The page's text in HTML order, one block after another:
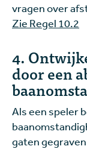
vragen over
Zie Regel 10.2
4.
door een
Als een speler
gaten